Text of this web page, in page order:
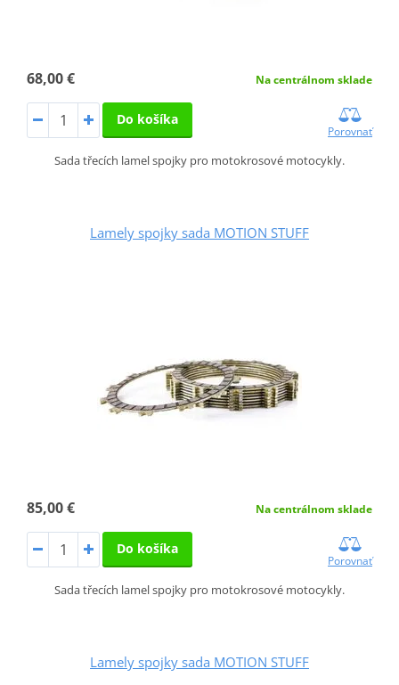
68,00 € Na centrálnom sklade
Do košíka
Porovnať
Sada třecích lamel spojky pro motokrosové motocykly.
Lamely spojky sada MOTION STUFF
85,00 € Na centrálnom sklade
Do košíka
Porovnať
Sada třecích lamel spojky pro motokrosové motocykly.
Lamely spojky sada MOTION STUFF